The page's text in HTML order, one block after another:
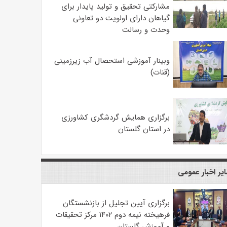
مشارکتی تحقیق و تولید پایدار برای
گیاهان دارای اولویت دو تعاونی
وحدت و رسالت
وبینار آموزشی استحصال آب زیرزمینی
(قنات)
برگزاری همایش گردشگری کشاورزی
در استان گلستان
اخبار عمومی
برگزاری آیین تجلیل از بازنشستگان
فرهیخته نیمه دوم ۱۴۰۲ مرکز تحقیقات